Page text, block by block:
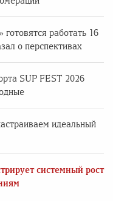
работать 16
о перспективах
SUP FEST 2026
идеальный
системный рост